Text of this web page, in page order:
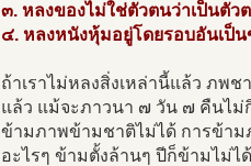
๓. หลงของไม่ใช่ตัวตนว่าเป็นตัว
๔. หลงหนังหุ้มอยู่โดยรอบอันเป็น
ถ้าเราไม่หลงสิ่งเหล่านี้แล้ว ภพ
แล้ว แม้จะภาวนา ๗ วัน ๗ คืนไม่
ข้ามภาพข้ามชาติไม่ได้ การข้า
อะไรๆ ข้ามตั้งล้านๆ ปีก็ข้ามไม่ไ